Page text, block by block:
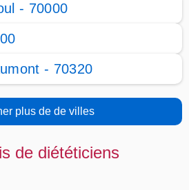
- 70000
- 70320
plus de de villes
de diététiciens